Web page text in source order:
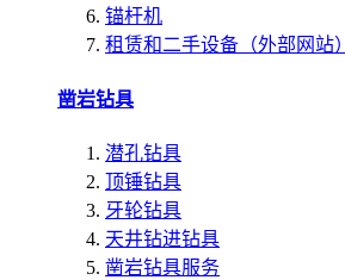
锚杆机
租赁和二手设备（外部网站）
凿岩钻具
潜孔钻具
顶锤钻具
牙轮钻具
天井钻进钻具
凿岩钻具服务